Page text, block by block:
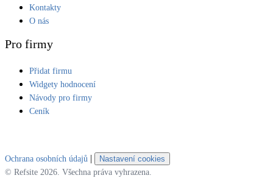
Kontakty
O nás
Pro firmy
Přidat firmu
Widgety hodnocení
Návody pro firmy
Ceník
Ochrana osobních údajů |
Nastavení cookies
© Refsite 2026. Všechna práva vyhrazena.